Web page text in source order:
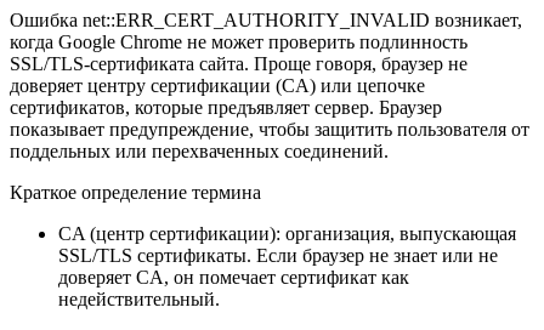
Ошибка net::ERR_CERT_AUTHORITY_INVALID возникает,
когда Google Chrome не может проверить подлинность
SSL/TLS‑сертификата сайта. Проще говоря, браузер не
доверяет центру сертификации (CA) или цепочке
сертификатов, которые предъявляет сервер. Браузер
показывает предупреждение, чтобы защитить пользователя от
поддельных или перехваченных соединений.
Краткое определение термина
CA (центр сертификации): организация, выпускающая
SSL/TLS сертификаты. Если браузер не знает или не
доверяет CA, он помечает сертификат как
недействительный.